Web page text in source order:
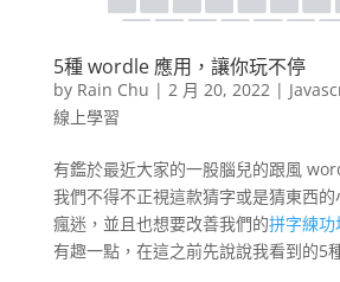
5種 wordle 應用，讓你玩不停
by Rain Chu | 2 月 20, 2022|
線上學習
有鑑於最近大家的一股腦兒的跟風
我們不得不正視這款猜字或是猜東西
瘋迷，並且也想要改善我們的拼字練功
有趣一點，在這之前先說說我看到的5